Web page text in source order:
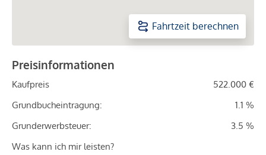
Fahrtzeit berechnen
Preisinformationen
Kaufpreis
522.000 €
Grundbucheintragung:
1.1 %
Grunderwerbsteuer:
3.5 %
Was kann ich mir leisten?